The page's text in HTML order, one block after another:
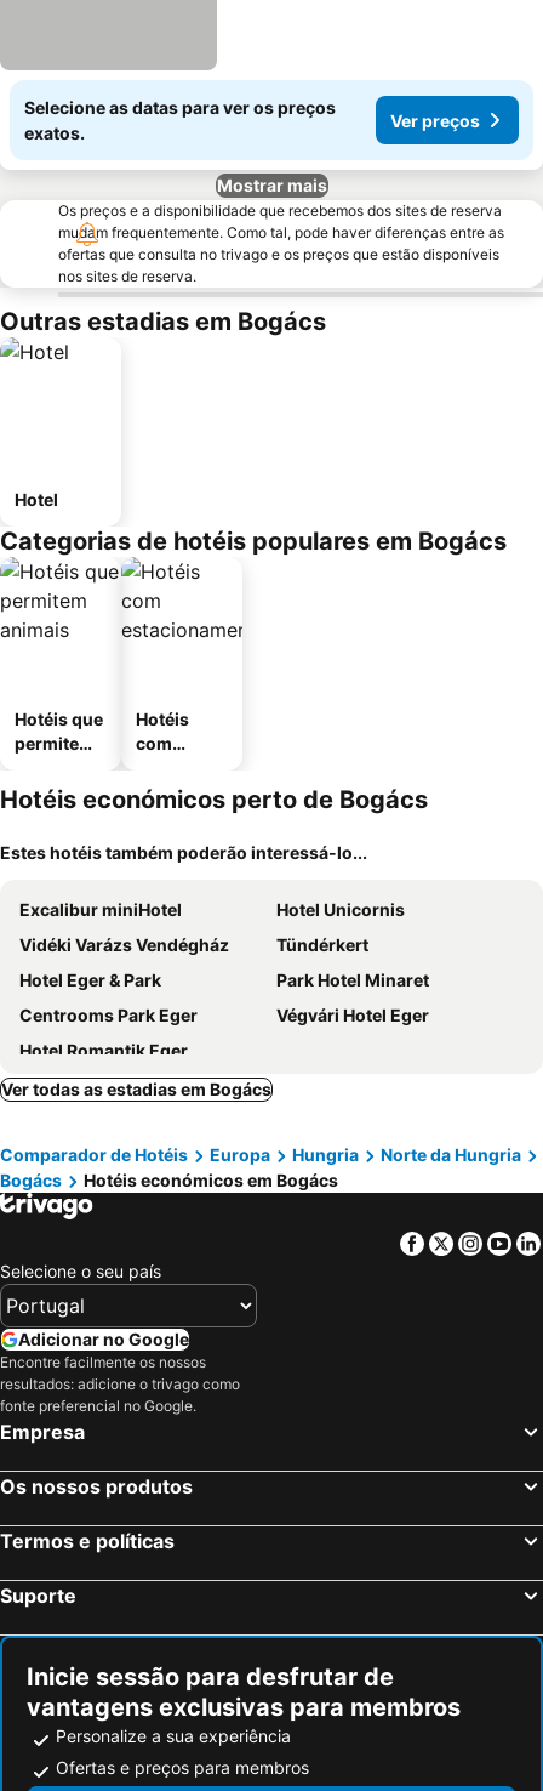
Selecione as datas para ver os preços
exatos.
Ver preços
Mostrar mais
Os preços e a disponibilidade que recebemos dos sites de reserva
mudam frequentemente. Como tal, pode haver diferenças entre as
ofertas que consulta no trivago e os preços que estão disponíveis
nos sites de reserva.
Outras estadias em Bogács
Hotel
Categorias de hotéis populares em Bogács
Hotéis que
permitem
Hotéis
com
mento
Hotéis económicos perto de Bogács
Estes hotéis também poderão interessá-lo...
Excalibur miniHotel
Hotel Unicornis
Vidéki Varázs Vendégház
Tündérkert
Hotel Eger & Park
Park Hotel Minaret
Centrooms Park Eger
Végvári Hotel Eger
Hotel Romantik Eger
Ver todas as estadias em Bogács
Comparador de Hotéis Europa Hungria
Norte da Hungria
Bogács
Hotéis económicos em Bogács
Facebook
Twitter
Selecione o seu país
Adicionar no Google
Encontre facilmente os nossos
resultados: adicione o trivago como
fonte preferencial no Google.
Empresa
Os nossos produtos
Termos e políticas
Suporte
Inicie sessão para desfrutar de
vantagens exclusivas para membros
Personalize a sua experiência
Ofertas e preços para membros